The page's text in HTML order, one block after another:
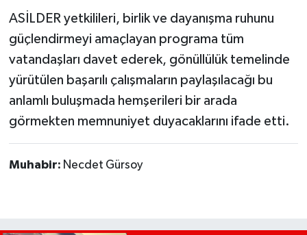
ASİLDER yetkilileri, birlik ve dayanışma ruhunu
güçlendirmeyi amaçlayan programa tüm
vatandaşları davet ederek, gönüllülük temelinde
yürütülen başarılı çalışmaların paylaşılacağı bu
anlamlı buluşmada hemşerileri bir arada
görmekten memnuniyet duyacaklarını ifade etti.
Muhabir: Necdet Gürsoy